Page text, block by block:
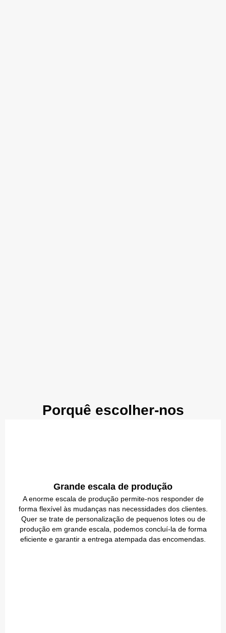
Porquê escolher-nos
Grande escala de produção
A enorme escala de produção permite-nos responder de
forma flexível às mudanças nas necessidades dos clientes.
Quer se trate de personalização de pequenos lotes ou de
produção em grande escala, podemos concluí-la de forma
eficiente e garantir a entrega atempada das encomendas.